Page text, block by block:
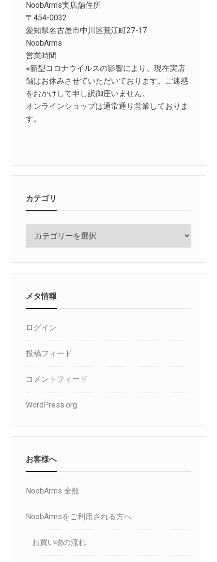
NoobArms実店舗住所
〒454-0032
愛知県名古屋市中川区荒江町27-17
NoobArms
営業時間
※新型コロナウイルスの影響により、現在実店
舗はお休みさせていただいております。ご迷惑
をおかけして申し訳御座いません。
オンラインショップは通常通り営業しておりま
す。
カテゴリ
メタ情報
ログイン
投稿フィード
コメントフィード
WordPress.org
お客様へ
NoobArms 全般
NoobArmsをご利用される方へ
お買い物の流れ